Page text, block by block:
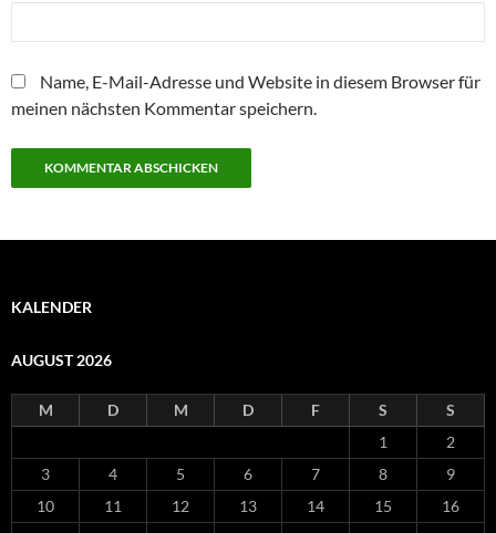
Name, E-Mail-Adresse und Website in diesem Browser für
meinen nächsten Kommentar speichern.
KALENDER
AUGUST 2026
M D M D F S
S
1
2
3
4 5 6 7 8
9
10
11 12 13 14 15
16